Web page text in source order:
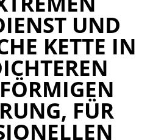
UND
KETTE IN
FÜR